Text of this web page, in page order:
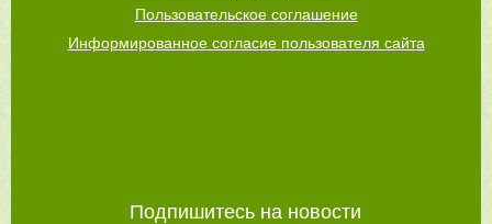
Пользовательское соглашение
Информированное согласие пользователя сайта
Подпишитесь на новости